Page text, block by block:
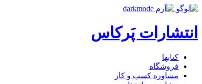
انتشارات پَرکاس
کتاب‎ها
فروشگاه
مشاوره کسب و کار